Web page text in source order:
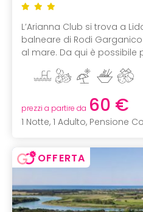
L’Arianna Club si trova a
balneare di Rodi
al mare. Da qui è possibile
prezzi a partire da 60 €
1 Notte, 1 Adulto, Pensione
OFFERTA